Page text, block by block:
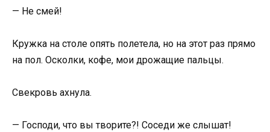
— Не смей!
Кружка на столе опять полетела, но на этот раз прямо
на пол. Осколки, кофе, мои дрожащие пальцы.
Свекровь ахнула.
— Господи, что вы творите?! Соседи же слышат!